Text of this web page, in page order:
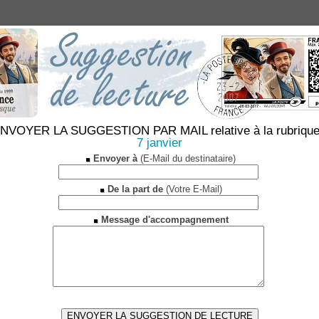
LA SUGGESTION PAR MAIL relative à la
7 janvier
Envoyer à(E-Mail du destinataire)
De la part de(Votre E-Mail)
Message d'accompagnement